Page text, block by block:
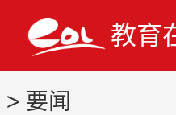
教育
> 要闻